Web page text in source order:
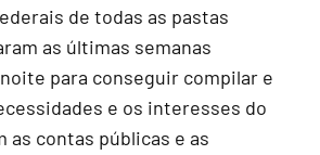
de todas as pastas
as últimas semanas
para conseguir compilar e
e os interesses do
as contas públicas e as